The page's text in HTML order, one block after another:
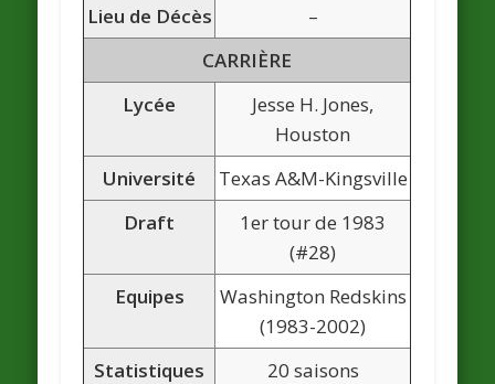
Lieu de Décès
–
CARRIÈRE
Lycée
Jesse H. Jones,
Houston
Université
Texas A&M-Kingsville
Draft
1er tour de 1983
(#28)
Equipes
Washington Redskins
(1983-2002)
Statistiques
20 saisons